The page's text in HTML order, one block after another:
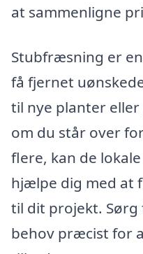
at sammenligne
Stubfræsning er
få fjernet
til nye planter
om du står over
flere, kan de
hjælpe dig med at
til dit projekt. Sørg
behov præcist for